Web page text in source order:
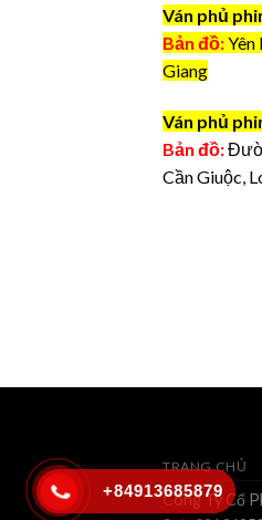
Ván phủ
Bản đồ:Yên
Giang
Ván phủ
Bản đồ:
Cần Giuộc,
TRANG CHỦ
Công Ty Cổ
+84913685879